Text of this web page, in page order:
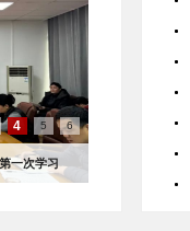
4 5 6
乡村振兴